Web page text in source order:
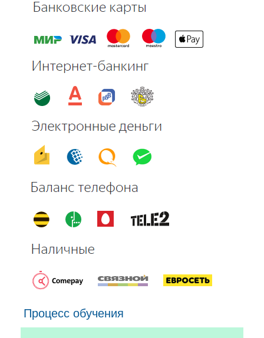
Процесс обучения